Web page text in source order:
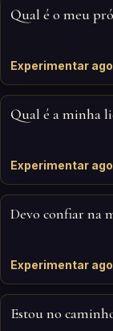
Qual é o meu
Experimentar
Qual é a minha
Experimentar
Devo confiar na
Experimentar
Estou no